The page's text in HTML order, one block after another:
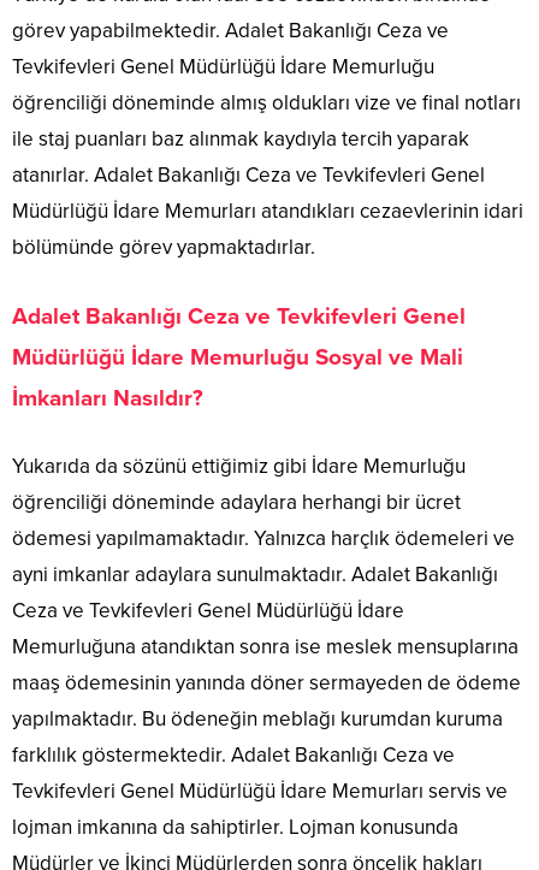
görev yapabilmektedir. Adalet Bakanlığı Ceza ve
Tevkifevleri Genel Müdürlüğü İdare Memurluğu
öğrenciliği döneminde almış oldukları vize ve final notları
ile staj puanları baz alınmak kaydıyla tercih yaparak
atanırlar. Adalet Bakanlığı Ceza ve Tevkifevleri Genel
Müdürlüğü İdare Memurları atandıkları cezaevlerinin idari
bölümünde görev yapmaktadırlar.
Adalet Bakanlığı Ceza ve Tevkifevleri Genel
Müdürlüğü İdare Memurluğu Sosyal ve Mali
İmkanları Nasıldır?
Yukarıda da sözünü ettiğimiz gibi İdare Memurluğu
öğrenciliği döneminde adaylara herhangi bir ücret
ödemesi yapılmamaktadır. Yalnızca harçlık ödemeleri ve
ayni imkanlar adaylara sunulmaktadır. Adalet Bakanlığı
Ceza ve Tevkifevleri Genel Müdürlüğü İdare
Memurluğuna atandıktan sonra ise meslek mensuplarına
maaş ödemesinin yanında döner sermayeden de ödeme
yapılmaktadır. Bu ödeneğin meblağı kurumdan kuruma
farklılık göstermektedir. Adalet Bakanlığı Ceza ve
Tevkifevleri Genel Müdürlüğü İdare Memurları servis ve
lojman imkanına da sahiptirler. Lojman konusunda
Müdürler ve İkinci Müdürlerden sonra öncelik hakları